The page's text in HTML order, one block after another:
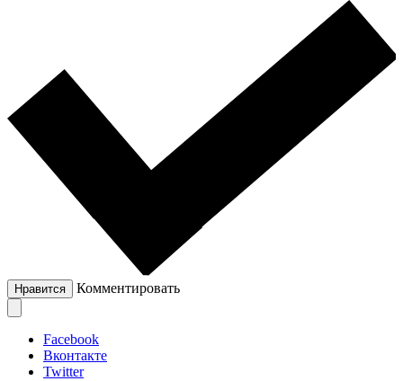
Нравится Комментировать
Facebook
Вконтакте
Twitter